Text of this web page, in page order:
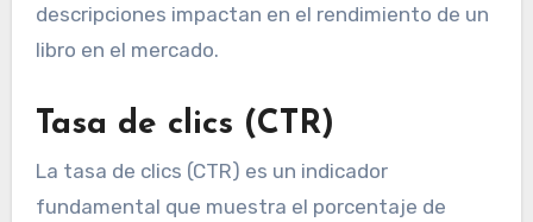
descripciones impactan en el rendimiento de un
libro en el mercado.
Tasa de clics (CTR)
La tasa de clics (CTR) es un indicador
fundamental que muestra el porcentaje de